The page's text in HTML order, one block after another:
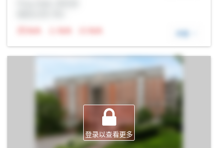
N/A
N/A N/A 详细
登录以查看更多